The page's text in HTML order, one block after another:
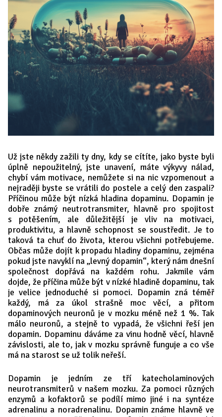
Už jste někdy zažili ty dny, kdy se cítíte, jako byste byli
úplně nepoužitelný, jste unavení, máte výkyvy nálad,
chybí vám motivace, nemůžete si na nic vzpomenout a
nejraději byste se vrátili do postele a celý den zaspali?
Příčinou může být nízká hladina dopaminu. Dopamin je
dobře známý neutrotransmiter, hlavně pro spojitost
s potěšením, ale důležitější je vliv na motivaci,
produktivitu, a hlavně schopnost se soustředit. Je to
taková ta chuť do života, kterou všichni potřebujeme.
Občas může dojít k propadu hladiny dopaminu, zejména
pokud jste navyklí na „levný dopamin“, který nám dnešní
společnost dopřává na každém rohu. Jakmile vám
dojde, že příčina může být v nízké hladině dopaminu, tak
je velice jednoduché si pomoci. Dopamin zná téměř
každý, má za úkol strašně moc věcí, a přitom
dopaminových neuronů je v mozku méně než 1 %. Tak
málo neuronů, a stejně to vypadá, že všichni řeší jen
dopamin. Dopaminu dáváme za vinu hodně věcí, hlavně
závislosti, ale to, jak v mozku správně funguje a co vše
má na starost se už tolik neřeší.
Dopamin je jedním ze tří katecholaminových
neurotransmiterů v našem mozku. Za pomoci různých
enzymů a kofaktorů se podílí mimo jiné i na syntéze
adrenalinu a noradrenalinu. Dopamin známe hlavně ve